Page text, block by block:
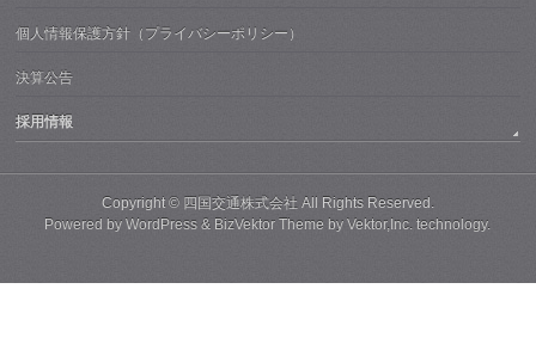
個人情報保護方針（プライバシーポリシー）
決算公告
採用情報
Copyright © 四国交通株式会社All Rights Reserved.
Powered byWordPress & BizVektor Theme byVektor,Inc. technology.